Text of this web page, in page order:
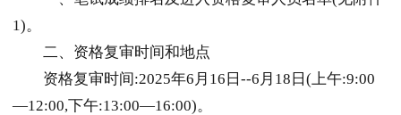
1)。
二、资格复审时间和地点
资格复审时间:2025年6月16日--6月18日(上午:9:00
—12:00,下午:13:00—16:00)。